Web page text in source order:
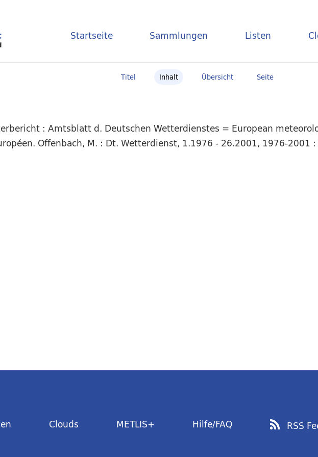
Startseite Sammlungen Listen
Titel Inhalt Übersicht Seite
: Amtsblatt d. Deutschen Wetterdienstes = European
Offenbach, M. : Dt. Wetterdienst, 1.1976 - 26.2001, 1976-2001
Clouds METLIS+ Hilfe/FAQ RSS